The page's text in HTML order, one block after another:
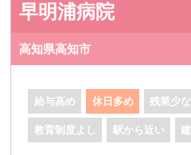
早明浦病院
高知県高知市
給与高め 休日多め 残業少
教育制度よし 駅から近い